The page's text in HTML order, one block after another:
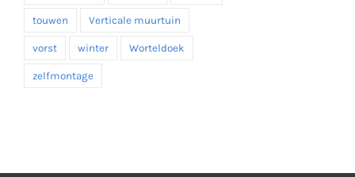
touwen Verticale muurtuin
vorst winter Worteldoek
zelfmontage